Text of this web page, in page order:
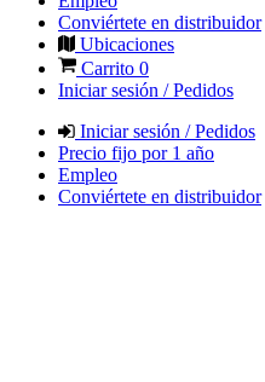
Conviértete en distribuidor
Ubicaciones
Carrito 0
Iniciar sesión / Pedidos
Iniciar sesión / Pedidos
Precio fijo por 1 año
Empleo
Conviértete en distribuidor